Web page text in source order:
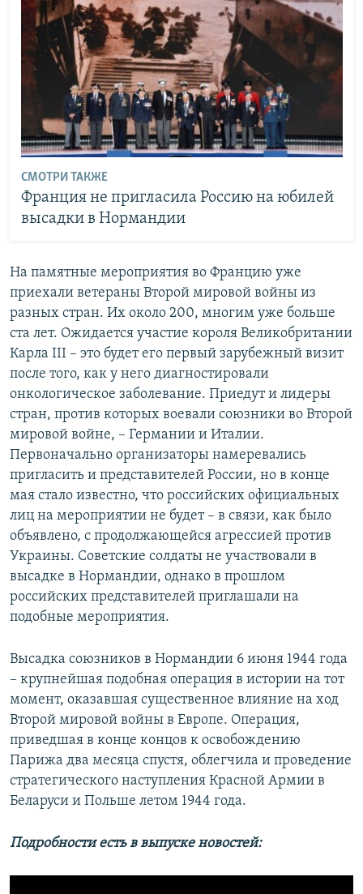
СМОТРИ ТАКЖЕ
Франция не пригласила Россию на юбилей
высадки в Нормандии
На памятные мероприятия во Францию уже
приехали ветераны Второй мировой войны из
разных стран. Их около 200, многим уже больше
ста лет. Ожидается участие короля Великобритании
Карла III – это будет его первый зарубежный визит
после того, как у него диагностировали
онкологическое заболевание. Приедут и лидеры
стран, против которых воевали союзники во Второй
мировой войне, – Германии и Италии.
Первоначально организаторы намеревались
пригласить и представителей России, но в конце
мая стало известно, что российских официальных
лиц на мероприятии не будет – в связи, как было
объявлено, с продолжающейся агрессией против
Украины. Советские солдаты не участвовали в
высадке в Нормандии, однако в прошлом
российских представителей приглашали на
подобные мероприятия.
Высадка союзников в Нормандии 6 июня 1944 года
– крупнейшая подобная операция в истории на тот
момент, оказавшая существенное влияние на ход
Второй мировой войны в Европе. Операция,
приведшая в конце концов к освобождению
Парижа два месяца спустя, облегчила и проведение
стратегического наступления Красной Армии в
Беларуси и Польше летом 1944 года.
Подробности есть в выпуске новостей: